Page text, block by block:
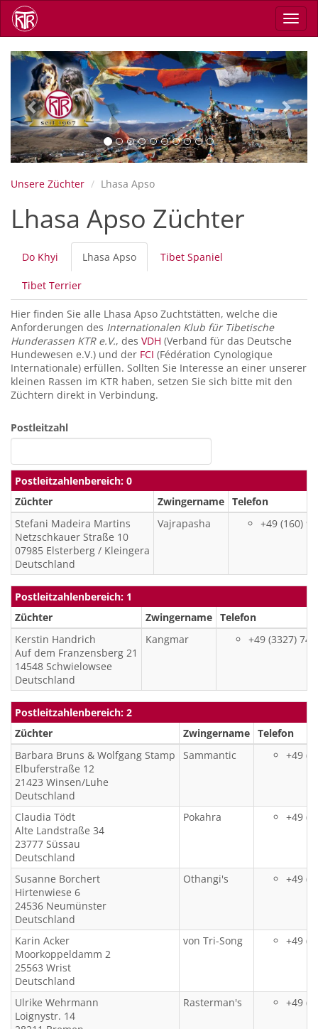
Direkt
zum
Inhalt
Previous Next
Unsere Züchter Lhasa Apso
Lhasa Apso Züchter
Primäre
Reiter
Do Khyi Lhasa Apso (aktiver
Reiter)
Tibet Spaniel
Tibet Terrier
Hier finden Sie alle Lhasa Apso Zuchtstätten, welche die
Anforderungen des Internationalen Klub für Tibetische
Hunderassen KTR e.V., des VDH (Verband für das Deutsche
Hundewesen e.V.) und der FCI (Fédération Cynologique
Internationale) erfüllen. Sollten Sie Interesse an einer unserer
kleinen Rassen im KTR haben, setzen Sie sich bitte mit den
Züchtern direkt in Verbindung.
Postleitzahl
Postleitzahlenbereich: 0
Züchter
Zwingername Telefon
Stefani Madeira Martins
Netzschkauer Straße 10
07985 Elsterberg / Kleingera
Deutschland
Vajrapasha +49 (160)
Postleitzahlenbereich: 1
Züchter
Zwingername Telefon
Kerstin Handrich
Auf dem Franzensberg 21
14548 Schwielowsee
Deutschland
Kangmar +49 (3327)
Postleitzahlenbereich: 2
Züchter
Zwingername Telefon
Barbara Bruns & Wolfgang Stamp
Elbuferstraße 12
21423 Winsen/Luhe
Deutschland
Sammantic +49
Claudia Tödt
Alte Landstraße 34
23777 Süssau
Deutschland
Pokahra +49
Susanne Borchert
Hirtenwiese 6
24536 Neumünster
Deutschland
Othangi's +49
Karin Acker
Moorkoppeldamm 2
25563 Wrist
Deutschland
von Tri-Song +49
Ulrike Wehrmann
Loignystr. 14
Rasterman's +49